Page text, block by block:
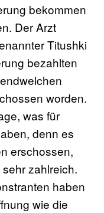
bekommen
Der Arzt
Titushki
bezahlten
worden.
was für
denn es
erschossen,
zahlreich.
haben
wie die